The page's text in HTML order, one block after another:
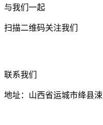
与我们一起
扫描二维码关注我们
联系我们
地址：山西省运城市绛县